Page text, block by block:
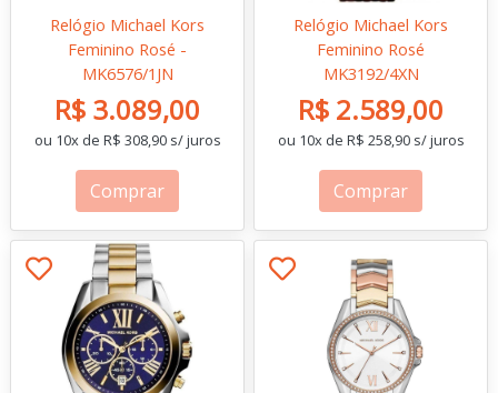
Relógio Michael Kors
Feminino Rosé -
MK6576/1JN
R$ 3.089,00
ou 10x de R$ 308,90 s/ juros
Comprar
Relógio Michael Kors
Feminino Rosé
MK3192/4XN
R$ 2.589,00
ou 10x de R$ 258,90 s/ juros
Comprar